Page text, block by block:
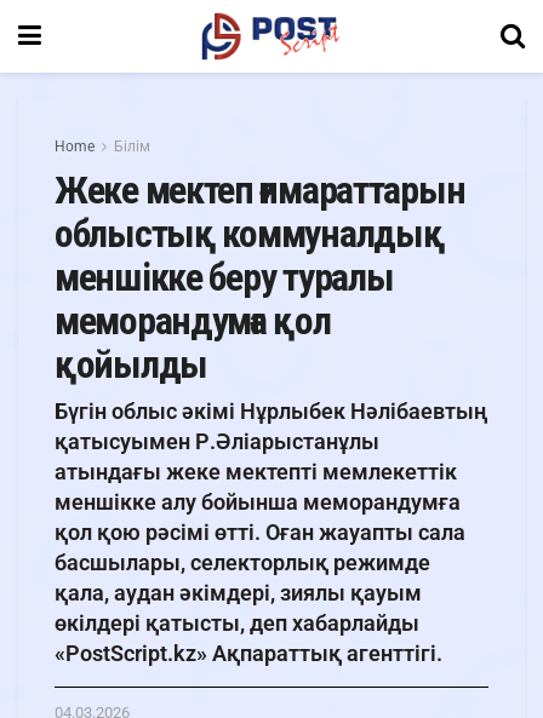
Home Білім
Жеке мектеп ғимараттарын
облыстық коммуналдық
меншікке беру туралы
меморандумға қол
қойылды
Бүгін облыс әкімі Нұрлыбек Нәлібаевтың
қатысуымен Р.Әліарыстанұлы
атындағы жеке мектепті мемлекеттік
меншікке алу бойынша меморандумға
қол қою рәсімі өтті. Оған жауапты сала
басшылары, селекторлық режимде
қала, аудан әкімдері, зиялы қауым
өкілдері қатысты, деп хабарлайды
«PostScript.kz» Ақпараттық агенттігі.
04.03.2026